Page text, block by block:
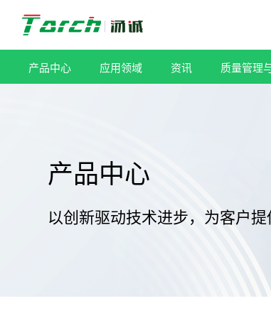
跳
过
内
产品中心 应用领域 资讯 质量管理
产品中心
以创新驱动技术进步，为客户